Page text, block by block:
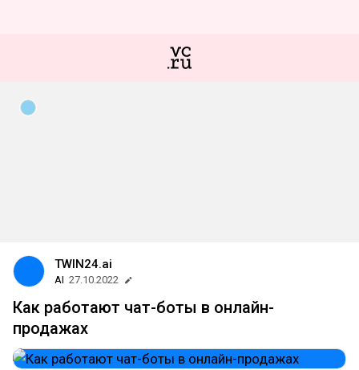
TWIN24.ai
AI 27.10.2022
Как работают чат-боты в онлайн-
продажах